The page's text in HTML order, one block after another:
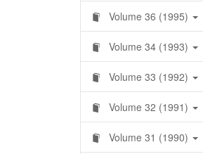
Volume 36 (1995)
Volume 34 (1993)
Volume 33 (1992)
Volume 32 (1991)
Volume 31 (1990)